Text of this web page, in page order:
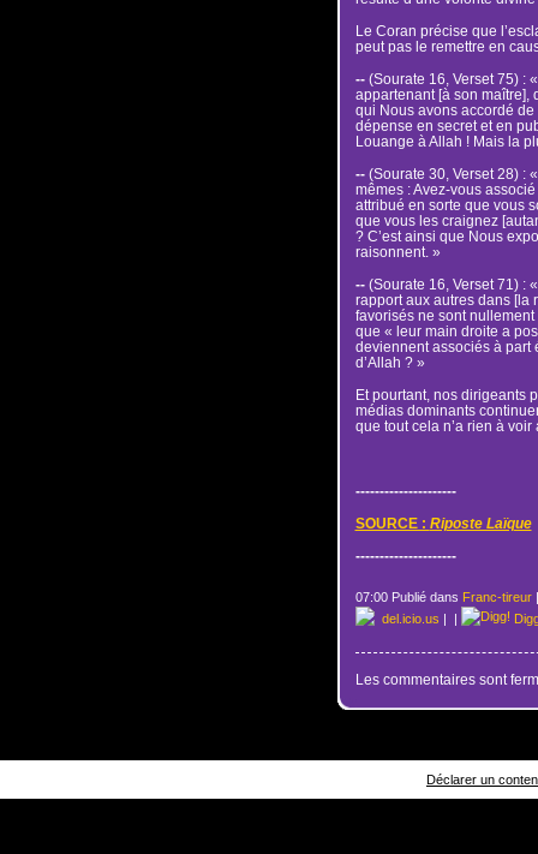
Le Coran précise que
peut pas le remettre en
--(Sourate 16, Verset 75) :
appartenant [à son maître],
qui Nous avons accordé
dépense en secret et en
Louange à Allah ! Mais la
--(Sourate 30, Verset 28) :
mêmes : Avez-vous
attribué en sorte que vous
que vous les craignez
? C’est ainsi que Nous
raisonnent. »
--(Sourate 16, Verset 71) :
rapport aux autres dans [la
favorisés ne sont
que « leur main droite a
deviennent associés à part
d’Allah ? »
Et pourtant, nos dirigeants
médias dominants
que tout cela n’a rien à voir
---------------------
SOURCE : Riposte Laïque
---------------------
07:00 Publié dans Franc-tireur
del.icio.us | |
Les commentaires sont
Déclarer un